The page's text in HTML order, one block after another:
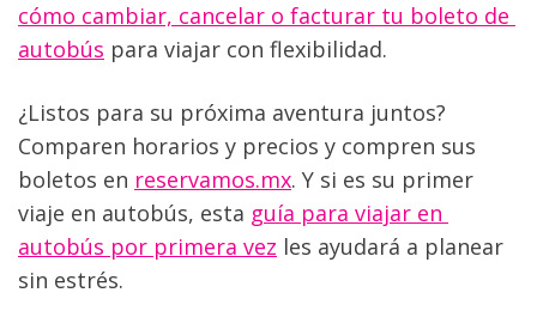
cómo cambiar, cancelar o facturar tu boleto de
autobús para viajar con flexibilidad.
¿Listos para su próxima aventura juntos?
Comparen horarios y precios y compren sus
boletos en reservamos.mx. Y si es su primer
viaje en autobús, esta guía para viajar en
autobús por primera vez les ayudará a planear
sin estrés.